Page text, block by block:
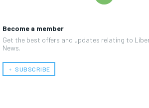
Become a member
Get the best offers and updates relating to
News.
﹢ SUBSCRIBE